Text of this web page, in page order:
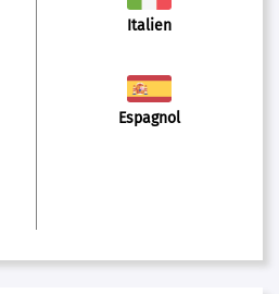
Italien
Espagnol